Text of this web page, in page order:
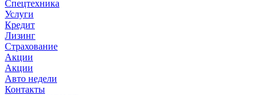
Спецтехника
Услуги
Кредит
Лизинг
Страхование
Акции
Акции
Авто недели
Контакты